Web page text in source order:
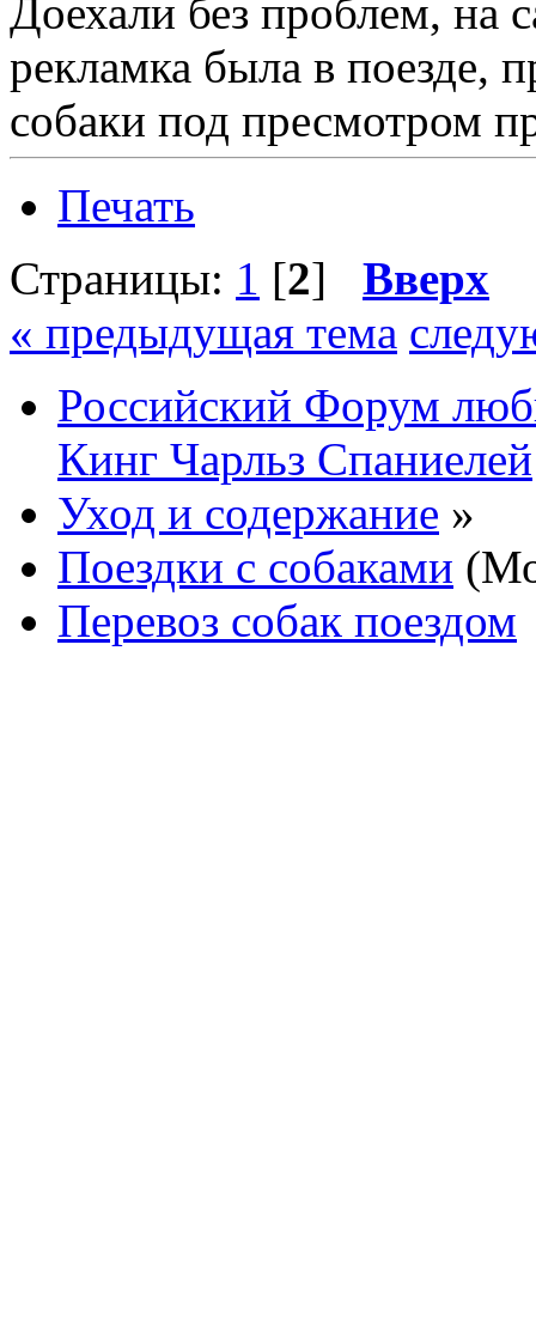
Доехали без проблем, на
рекламка была в поезде,
собаки под пресмотром
Печать
Страницы: 1 [2] Вверх
« предыдущая тема
Российский Форум
Кинг Чарльз Спаниелей
Уход и содержание »
Поездки с собаками
Перевоз собак поездом